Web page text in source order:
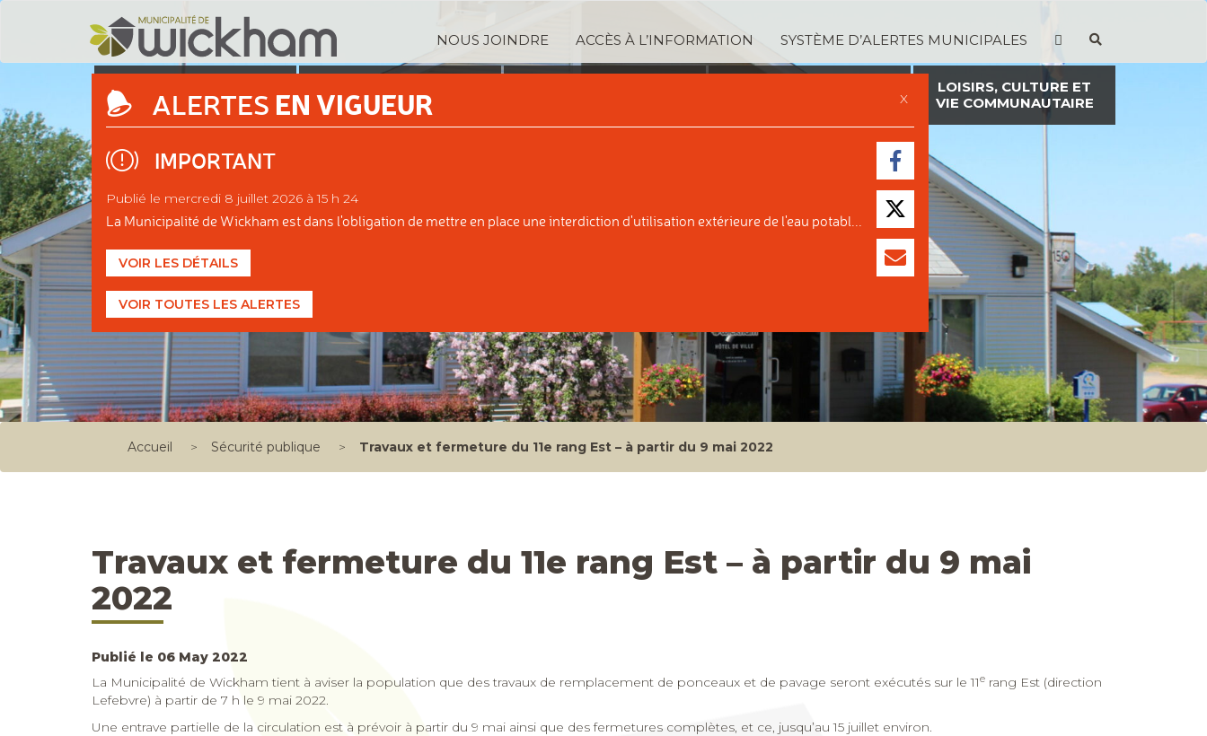
NOUS JOINDRE ACCÈS À L’INFORMATION SYSTÈME D’ALERTES MUNICIPALES
WICKHAM
MUNICIPALE
LOISIRS, CULTURE ET
VIE COMMUNAUTAIRE
X
ALERTES EN VIGUEUR
IMPORTANT
Publié le mercredi 8 juillet 2026 à 15 h 24
La Municipalité de Wickham est dans l'obligation de mettre en place une interdiction d'utilisation extérieure de l'eau potabl...
VOIR LES DÉTAILS
VOIR TOUTES LES ALERTES
Accueil > Sécurité publique > Travaux et fermeture du 11e rang Est – à partir du 9 mai 2022
Travaux et fermeture du 11e rang Est – à partir du 9 mai
2022
Publié le 06 May 2022
La Municipalité de Wickham tient à aviser la population que des travaux de remplacement de ponceaux et de pavage seront exécutés sur le 11e rang Est (direction
Lefebvre) à partir de 7 h le 9 mai 2022.
Une entrave partielle de la circulation est à prévoir à partir du 9 mai ainsi que des fermetures complètes, et ce, jusqu’au 15 juillet environ.